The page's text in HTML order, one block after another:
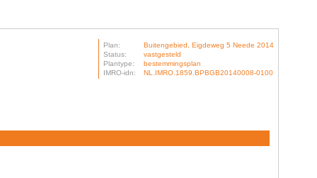
Plan:
Buitengebied, Eigdeweg 5 Neede 2014
Status:
vastgesteld
Plantype:
bestemmingsplan
IMRO-idn:
NL.IMRO.1859.BPBGB20140008-0100